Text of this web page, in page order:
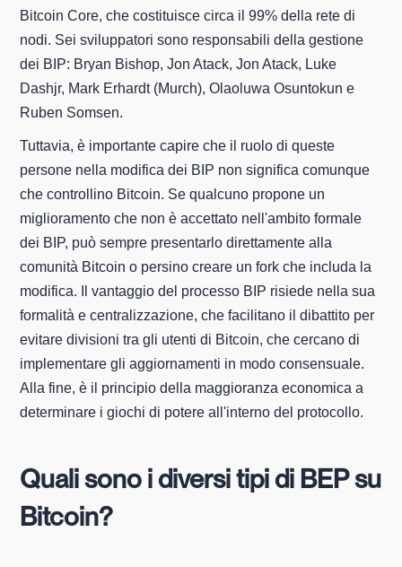
Bitcoin Core, che costituisce circa il 99% della rete di
nodi. Sei sviluppatori sono responsabili della gestione
dei BIP: Bryan Bishop, Jon Atack, Jon Atack, Luke
Dashjr, Mark Erhardt (Murch), Olaoluwa Osuntokun e
Ruben Somsen.
Tuttavia, è importante capire che il ruolo di queste
persone nella modifica dei BIP non significa comunque
che controllino Bitcoin. Se qualcuno propone un
miglioramento che non è accettato nell'ambito formale
dei BIP, può sempre presentarlo direttamente alla
comunità Bitcoin o persino creare un fork che includa la
modifica. Il vantaggio del processo BIP risiede nella sua
formalità e centralizzazione, che facilitano il dibattito per
evitare divisioni tra gli utenti di Bitcoin, che cercano di
implementare gli aggiornamenti in modo consensuale.
Alla fine, è il principio della maggioranza economica a
determinare i giochi di potere all'interno del protocollo.
Quali sono i diversi tipi di BEP su
Bitcoin?